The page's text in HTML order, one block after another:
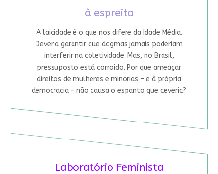
à espreita
A laicidade é o que nos difere da Idade Média.
Deveria garantir que dogmas jamais poderiam
interferir na coletividade. Mas, no Brasil,
pressuposto está corroído. Por que ameaçar
direitos de mulheres e minorias – e à própria
democracia – não causa o espanto que deveria?
Laboratório Feminista